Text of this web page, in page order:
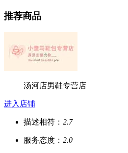
推荐商品
汤河店男鞋专营店
进入店铺
描述相符： 2.7
服务态度： 2.0